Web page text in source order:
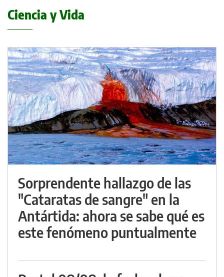
Ciencia y Vida
Sorprendente hallazgo de las
"Cataratas de sangre" en la
Antártida: ahora se sabe qué es
este fenómeno puntualmente